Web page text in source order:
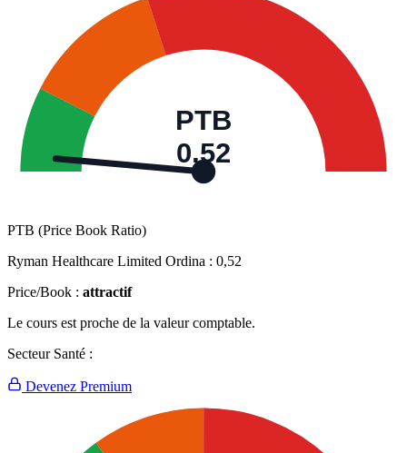
PTB
0,52
PTB (Price Book Ratio)
Ryman Healthcare Limited Ordina : 0,52
Price/Book : attractif
Le cours est proche de la valeur comptable.
Secteur Santé :
Devenez Premium